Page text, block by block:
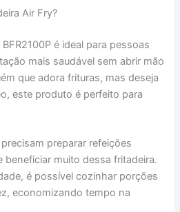
Air Fry?
é ideal para pessoas
mais saudável sem abrir mão
que adora frituras, mas deseja
este produto é perfeito para
preparar refeições
beneficiar muito dessa fritadeira.
é possível cozinhar porções
economizando tempo na